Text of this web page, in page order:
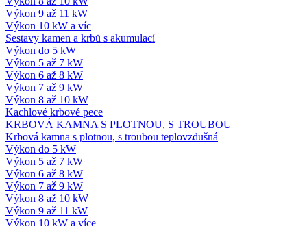
Výkon 9 až 11 kW
Výkon 10 kW a víc
Sestavy kamen a krbů s akumulací
Výkon do 5 kW
Výkon 5 až 7 kW
Výkon 6 až 8 kW
Výkon 7 až 9 kW
Výkon 8 až 10 kW
Kachlové krbové pece
KRBOVÁ KAMNA S PLOTNOU, S TROUBOU
Krbová kamna s plotnou, s troubou teplovzdušná
Výkon do 5 kW
Výkon 5 až 7 kW
Výkon 6 až 8 kW
Výkon 7 až 9 kW
Výkon 8 až 10 kW
Výkon 9 až 11 kW
Výkon 10 kW a více